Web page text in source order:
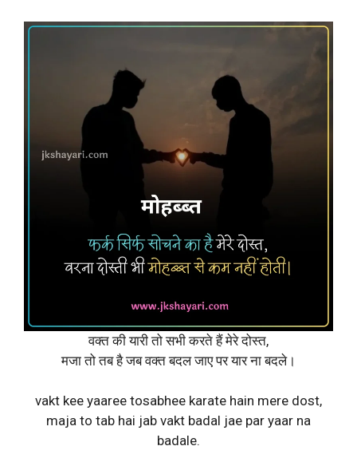
वक्त की यारी तो सभी करते हैं मेरे दोस्त,
मजा तो तब है जब वक्त बदल जाए पर यार ना बदले।
vakt kee yaaree tosabhee karate hain mere dost,
maja to tab hai jab vakt badal jae par yaar na
badale.